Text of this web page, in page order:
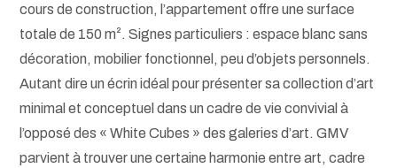
cours de construction, l’appartement offre une surface
totale de 150 m². Signes particuliers : espace blanc sans
décoration, mobilier fonctionnel, peu d’objets personnels.
Autant dire un écrin idéal pour présenter sa collection d’art
minimal et conceptuel dans un cadre de vie convivial à
l’opposé des « White Cubes » des galeries d’art. GMV
parvient à trouver une certaine harmonie entre art, cadre